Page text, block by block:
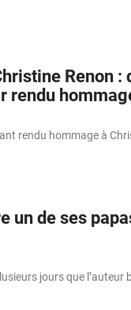
Renon
rendu
rendu hommage à
un de ses
jours que l’auteur